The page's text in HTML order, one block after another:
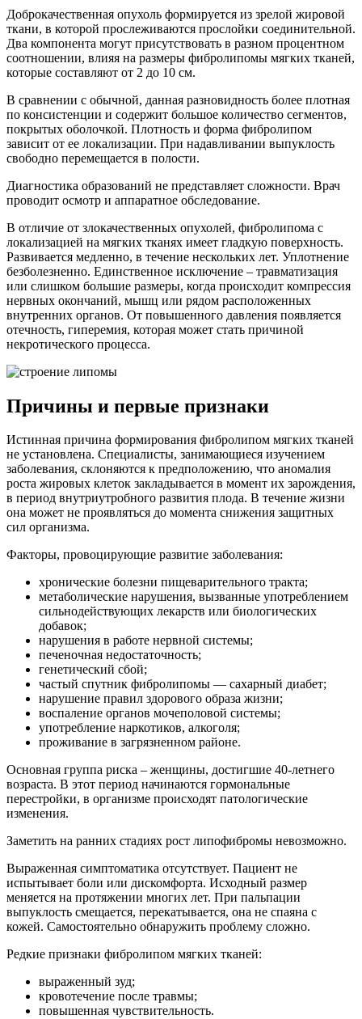
Доброкачественная опухоль формируется из зрелой жировой
ткани, в которой прослеживаются прослойки соединительной.
Два компонента могут присутствовать в разном процентном
соотношении, влияя на размеры фибролипомы мягких тканей,
которые составляют от 2 до 10 см.
В сравнении с обычной, данная разновидность более плотная
по консистенции и содержит большое количество сегментов,
покрытых оболочкой. Плотность и форма фибролипом
зависит от ее локализации. При надавливании выпуклость
свободно перемещается в полости.
Диагностика образований не представляет сложности. Врач
проводит осмотр и аппаратное обследование.
В отличие от злокачественных опухолей, фибролипома с
локализацией на мягких тканях имеет гладкую поверхность.
Развивается медленно, в течение нескольких лет. Уплотнение
безболезненно. Единственное исключение – травматизация
или слишком большие размеры, когда происходит компрессия
нервных окончаний, мышц или рядом расположенных
внутренних органов. От повышенного давления появляется
отечность, гиперемия, которая может стать причиной
некротического процесса.
Причины и первые признаки
Истинная причина формирования фибролипом мягких тканей
не установлена. Специалисты, занимающиеся изучением
заболевания, склоняются к предположению, что аномалия
роста жировых клеток закладывается в момент их зарождения,
в период внутриутробного развития плода. В течение жизни
она может не проявляться до момента снижения защитных
сил организма.
Факторы, провоцирующие развитие заболевания:
хронические болезни пищеварительного тракта;
метаболические нарушения, вызванные употреблением
сильнодействующих лекарств или биологических
добавок;
нарушения в работе нервной системы;
печеночная недостаточность;
генетический сбой;
частый спутник фибролипомы — сахарный диабет;
нарушение правил здорового образа жизни;
воспаление органов мочеполовой системы;
употребление наркотиков, алкоголя;
проживание в загрязненном районе.
Основная группа риска – женщины, достигшие 40-летнего
возраста. В этот период начинаются гормональные
перестройки, в организме происходят патологические
изменения.
Заметить на ранних стадиях рост липофибромы невозможно.
Выраженная симптоматика отсутствует. Пациент не
испытывает боли или дискомфорта. Исходный размер
меняется на протяжении многих лет. При пальпации
выпуклость смещается, перекатывается, она не спаяна с
кожей. Самостоятельно обнаружить проблему сложно.
Редкие признаки фибролипом мягких тканей:
выраженный зуд;
кровотечение после травмы;
повышенная чувствительность.